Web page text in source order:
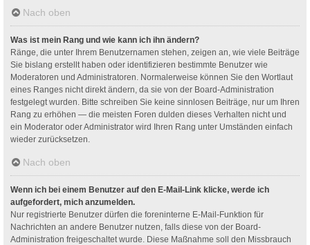
Nach oben
Was ist mein Rang und wie kann ich ihn ändern?
Ränge, die unter Ihrem Benutzernamen stehen, zeigen an, wie viele Beiträge
Sie bislang erstellt haben oder identifizieren bestimmte Benutzer wie
Moderatoren und Administratoren. Normalerweise können Sie den Wortlaut
eines Ranges nicht direkt ändern, da sie von der Board-Administration
festgelegt wurden. Bitte schreiben Sie keine sinnlosen Beiträge, nur um Ihren
Rang zu erhöhen — die meisten Foren dulden dieses Verhalten nicht und
ein Moderator oder Administrator wird Ihren Rang unter Umständen einfach
wieder zurücksetzen.
Nach oben
Wenn ich bei einem Benutzer auf den E-Mail-Link klicke, werde ich
aufgefordert, mich anzumelden.
Nur registrierte Benutzer dürfen die foreninterne E-Mail-Funktion für
Nachrichten an andere Benutzer nutzen, falls diese von der Board-
Administration freigeschaltet wurde. Diese Maßnahme soll den Missbrauch